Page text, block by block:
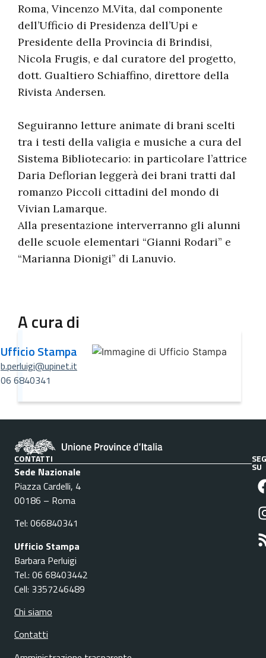
Roma, Vincenzo M.Vita, dal componente
dell’Ufficio di Presidenza dell’Upi e
Presidente della Provincia di Brindisi,
Nicola Frugis, e dal curatore del progetto,
dott. Gualtiero Schiaffino, direttore della
Rivista Andersen.
Seguiranno letture animate di brani scelti
tra i testi della valigia e musiche a cura del
Sistema Bibliotecario: in particolare l’attrice
Daria Deflorian leggerà dei brani tratti dal
romanzo Piccoli cittadini del mondo di
Vivian Lamarque.
Alla presentazione interverranno gli alunni
delle scuole elementari “Gianni Rodari” e
“Marianna Dionigi” di Lanuvio.
A cura di
Ufficio Stampa
b.perluigi@upinet.it
06 6840341
CONTATTI
Sede Nazionale
Piazza Cardelli, 4
00186 – Roma
Tel: 066840341
Ufficio Stampa
Barbara Perluigi
Tel.: 06 68403442
Cell: 3357246489
Chi siamo
Contatti
SU